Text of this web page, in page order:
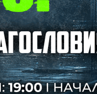
знания, какъвто
поколение не е
време все
свързват
прекомерното
проблеми в
концентрацията